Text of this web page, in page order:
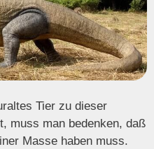
Tier zu dieser
muss man bedenken, daß
Masse haben muss.